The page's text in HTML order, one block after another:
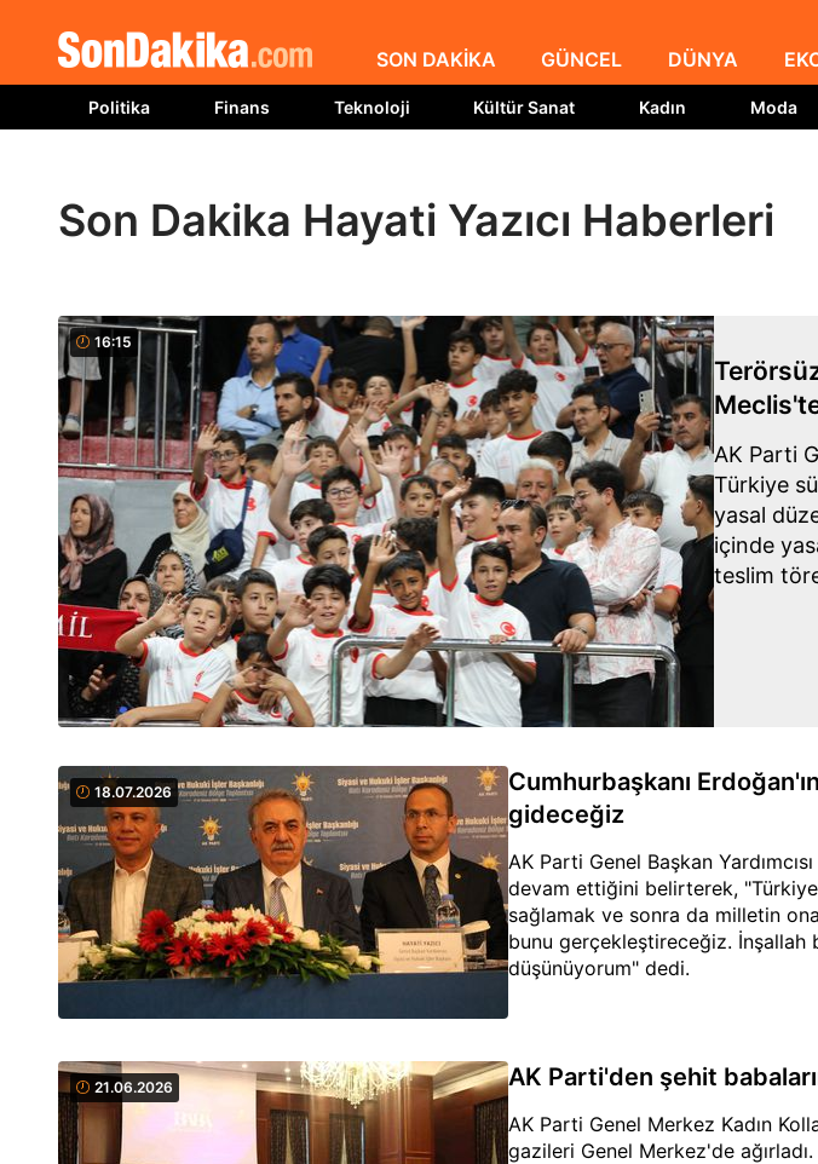
SON DAKİKA GÜNCEL DÜNYA
Politika Finans Teknoloji Kültür Sanat Kadın Moda
Son Dakika Hayati Yazıcı Haberleri
16:15
AK Parti
Türkiye
yasal
içinde
teslim
18.07.2026
Cumhurbaşkanı
gideceğiz
AK Parti Genel Başkan
devam ettiğini belirterek,
sağlamak ve sonra da milletin
bunu gerçekleştireceğiz. İnşallah
düşünüyorum" dedi.
21.06.2026 AK Parti'den şehit
AK Parti Genel Merkez Kadın
gazileri Genel Merkez'de